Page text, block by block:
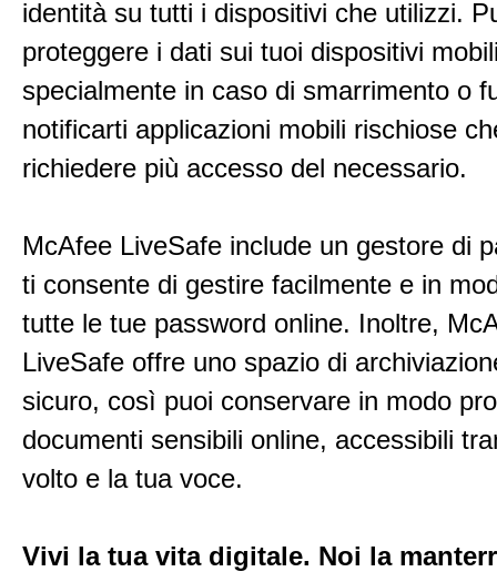
identità su tutti i dispositivi che utilizzi.
proteggere i dati sui tuoi dispositivi
specialmente in caso di smarrimento o
notificarti applicazioni mobili rischiose
richiedere più accesso del necessario.
McAfee LiveSafe include un gestore di
ti consente di gestire facilmente e in
tutte le tue password online. Inoltre,
LiveSafe offre uno spazio di
sicuro, così puoi conservare in modo
documenti sensibili online, accessibili
volto e la tua voce.
Vivi la tua vita digitale. Noi la